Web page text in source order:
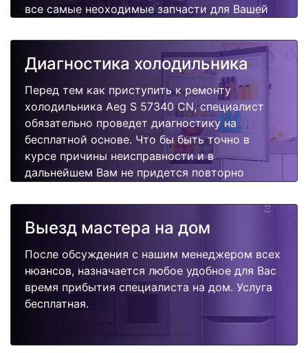
все самые неоходимые запчасти для Вашей
качественно и недорого.
Диагностика холодильника
Перед тем как приступить к ремонту
холодильника Aeg S 57340 CN, специалист
обязательно проведет диагностику на
бесплатной основе. Что бы быть точно в
курсе причины неисправности и в
дальнейшем Вам не придется повторно
поломок.
Выезд мастера на дом
После обсуждения с нашим менеджером всех
нюансов, назначается любое удобное для Вас
время прибытия специалиста на дом. Услуга
бесплатная.